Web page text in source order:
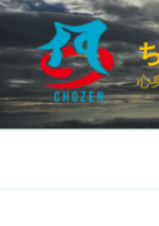
コ
ン
ツ
心